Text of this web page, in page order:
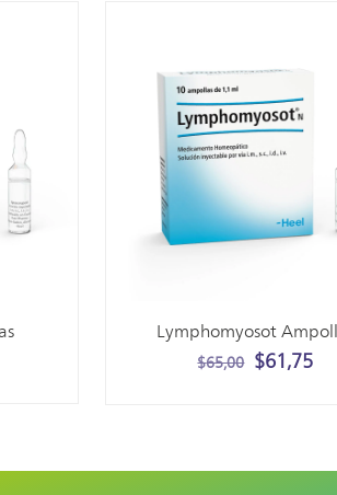
Lymphomyosot
$65,00 $61,75